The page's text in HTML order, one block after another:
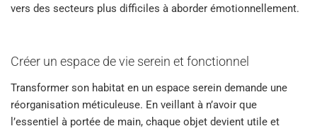
vers des secteurs plus difficiles à aborder émotionnellement.
Créer un espace de vie serein et fonctionnel
Transformer son habitat en un espace serein demande une
réorganisation méticuleuse. En veillant à n’avoir que
l’essentiel à portée de main, chaque objet devient utile et